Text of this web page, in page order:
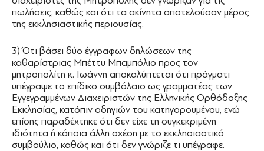
πωλήσεις, καθώς και ότι τα ακίνητα αποτελούσαν μέρος
της εκκλησιαστικής περιουσίας.
3) Ότι βάσει δύο έγγραφων δηλώσεων της
καθαρίστριας Μπέττυ Μπαμπόλιο προς τον
μητροπολίτη κ. Ιωάννη αποκαλύπτεται ότι πράγματι
υπέγραψε το επίδικο συμβόλαιο ως γραμματέας των
Εγγεγραμμένων Διαχειριστών της Ελληνικής Ορθόδοξης
Εκκλησίας, κατόπιν οδηγιών του κατηγορουμένου, ενώ
επίσης παραδέχτηκε ότι δεν είχε τη συγκεκριμένη
ιδιότητα ή κάποια άλλη σχέση με το εκκλησιαστικό
συμβούλιο, καθώς και ότι δεν γνώριζε τι υπέγραφε.